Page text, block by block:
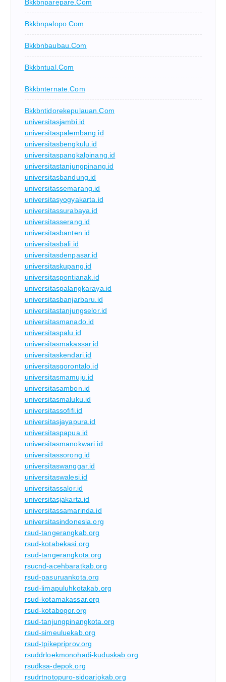
Bkkbnparepare.com
Bkkbnpalopo.com
Bkkbnbaubau.com
Bkkbntual.com
Bkkbnternate.com
Bkkbntidorekepulauan.com
universitasjambi.id
universitaspalembang.id
universitasbengkulu.id
universitaspangkalpinang.id
universitastanjungpinang.id
universitasbandung.id
universitassemarang.id
universitasyogyakarta.id
universitassurabaya.id
universitasserang.id
universitasbanten.id
universitasbali.id
universitasdenpasar.id
universitaskupang.id
universitaspontianak.id
universitaspalangkaraya.id
universitasbanjarbaru.id
universitastanjungselor.id
universitasmanado.id
universitaspalu.id
universitasmakassar.id
universitaskendari.id
universitasgorontalo.id
universitasmamuju.id
universitasambon.id
universitasmaluku.id
universitassofifi.id
universitasjayapura.id
universitaspapua.id
universitasmanokwari.id
universitassorong.id
universitaswanggar.id
universitaswalesi.id
universitassalor.id
universitasjakarta.id
universitassamarinda.id
universitasindonesia.org
rsud-tangerangkab.org
rsud-kotabekasi.org
rsud-tangerangkota.org
rsucnd-acehbaratkab.org
rsud-pasuruankota.org
rsud-limapuluhkotakab.org
rsud-kotamakassar.org
rsud-kotabogor.org
rsud-tanjungpinangkota.org
rsud-simeuluekab.org
rsud-tpikepriprov.org
rsuddrloekmonohadi-kuduskab.org
rsudksa-depok.org
rsudrtnotopuro-sidoarjokab.org